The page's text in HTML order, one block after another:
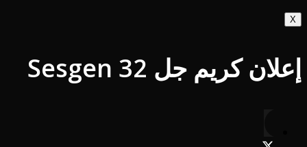
X
إعلان كريم جل Sesgen 32